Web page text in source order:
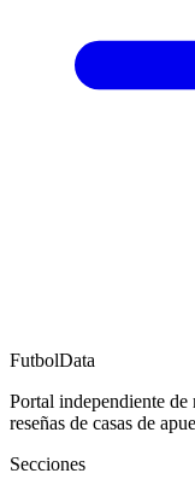
FutbolData
Portal independiente de
reseñas de casas de
Secciones